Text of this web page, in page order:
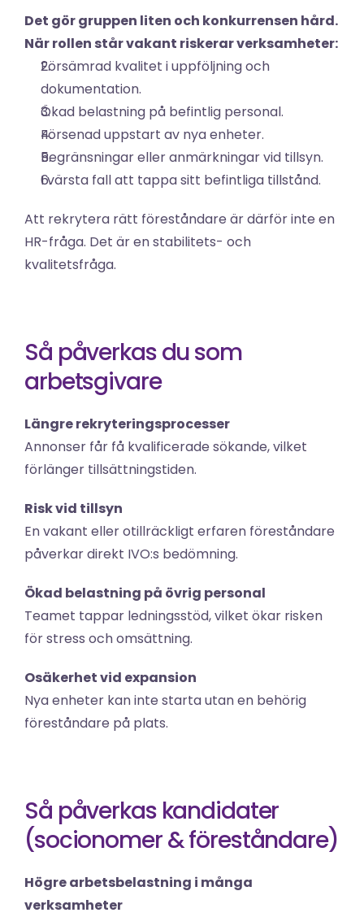
Det gör gruppen liten och konkurrensen hård.
När rollen står vakant riskerar verksamheter:
Försämrad kvalitet i uppföljning och
dokumentation.
Ökad belastning på befintlig personal.
Försenad uppstart av nya enheter.
Begränsningar eller anmärkningar vid tillsyn.
I värsta fall att tappa sitt befintliga tillstånd.
Att rekrytera rätt föreståndare är därför inte en
HR-fråga. Det är en stabilitets- och
kvalitetsfråga.
Så påverkas du som
arbetsgivare
Längre rekryteringsprocesser
Annonser får få kvalificerade sökande, vilket
förlänger tillsättningstiden.
Risk vid tillsyn
En vakant eller otillräckligt erfaren föreståndare
påverkar direkt IVO:s bedömning.
Ökad belastning på övrig personal
Teamet tappar ledningsstöd, vilket ökar risken
för stress och omsättning.
Osäkerhet vid expansion
Nya enheter kan inte starta utan en behörig
föreståndare på plats.
Så påverkas kandidater
(socionomer & föreståndare)
Högre arbetsbelastning i många
verksamheter